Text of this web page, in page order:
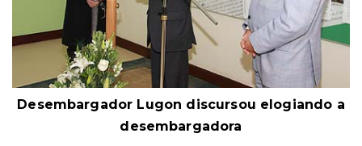
Desembargador Lugon discursou elogiando a
desembargadora